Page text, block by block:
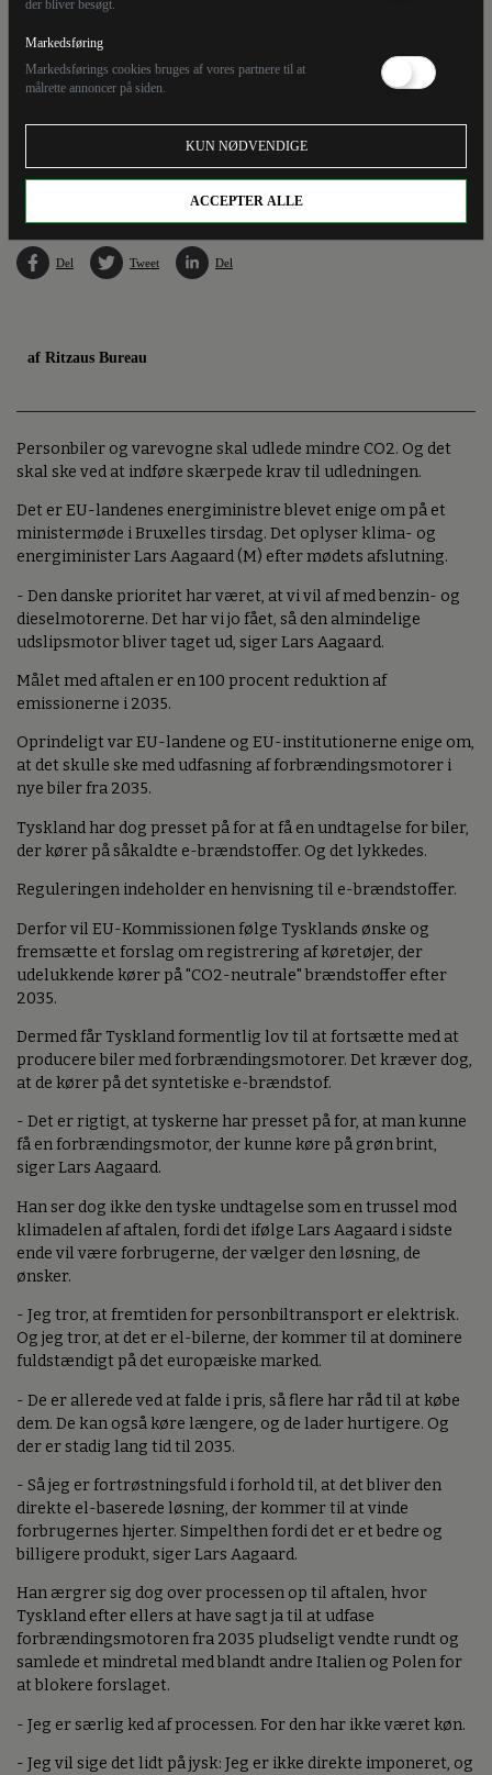
der bliver besøgt.
Markedsføring
Markedsførings cookies bruges af vores partnere til at
målrette annoncer på siden.
KUN NØDVENDIGE
ACCEPTER ALLE
ministermøde i Bruxelles, siger Sveriges klima- og miljøminister, Romina Pourmokhtari.
(Arkivfoto).
Del Tweet Del
af Ritzaus Bureau
Personbiler og varevogne skal udlede mindre CO2. Og det
skal ske ved at indføre skærpede krav til udledningen.
Det er EU-landenes energiministre blevet enige om på et
ministermøde i Bruxelles tirsdag. Det oplyser klima- og
energiminister Lars Aagaard (M) efter mødets afslutning.
- Den danske prioritet har været, at vi vil af med benzin- og
dieselmotorerne. Det har vi jo fået, så den almindelige
udslipsmotor bliver taget ud, siger Lars Aagaard.
Målet med aftalen er en 100 procent reduktion af
emissionerne i 2035.
Oprindeligt var EU-landene og EU-institutionerne enige om,
at det skulle ske med udfasning af forbrændingsmotorer i
nye biler fra 2035.
Tyskland har dog presset på for at få en undtagelse for biler,
der kører på såkaldte e-brændstoffer. Og det lykkedes.
Reguleringen indeholder en henvisning til e-brændstoffer.
Derfor vil EU-Kommissionen følge Tysklands ønske og
fremsætte et forslag om registrering af køretøjer, der
udelukkende kører på "CO2-neutrale" brændstoffer efter
2035.
Dermed får Tyskland formentlig lov til at fortsætte med at
producere biler med forbrændingsmotorer. Det kræver dog,
at de kører på det syntetiske e-brændstof.
- Det er rigtigt, at tyskerne har presset på for, at man kunne
få en forbrændingsmotor, der kunne køre på grøn brint,
siger Lars Aagaard.
Han ser dog ikke den tyske undtagelse som en trussel mod
klimadelen af aftalen, fordi det ifølge Lars Aagaard i sidste
ende vil være forbrugerne, der vælger den løsning, de
ønsker.
- Jeg tror, at fremtiden for personbiltransport er elektrisk.
Og jeg tror, at det er el-bilerne, der kommer til at dominere
fuldstændigt på det europæiske marked.
- De er allerede ved at falde i pris, så flere har råd til at købe
dem. De kan også køre længere, og de lader hurtigere. Og
der er stadig lang tid til 2035.
- Så jeg er fortrøstningsfuld i forhold til, at det bliver den
direkte el-baserede løsning, der kommer til at vinde
forbrugernes hjerter. Simpelthen fordi det er et bedre og
billigere produkt, siger Lars Aagaard.
Han ærgrer sig dog over processen op til aftalen, hvor
Tyskland efter ellers at have sagt ja til at udfase
forbrændingsmotoren fra 2035 pludseligt vendte rundt og
samlede et mindretal med blandt andre Italien og Polen for
at blokere forslaget.
- Jeg er særlig ked af processen. For den har ikke været køn.
- Jeg vil sige det lidt på jysk: Jeg er ikke direkte imponeret, og